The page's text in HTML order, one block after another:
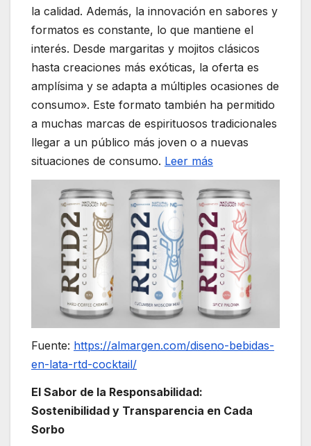
la calidad. Además, la innovación en sabores y
formatos es constante, lo que mantiene el
interés. Desde margaritas y mojitos clásicos
hasta creaciones más exóticas, la oferta es
amplísima y se adapta a múltiples ocasiones de
consumo». Este formato también ha permitido
a muchas marcas de espirituosos tradicionales
llegar a un público más joven o a nuevas
situaciones de consumo. Leer más
Fuente: https://almargen.com/diseno-bebidas-
en-lata-rtd-cocktail/
El Sabor de la Responsabilidad:
Sostenibilidad y Transparencia en Cada
Sorbo